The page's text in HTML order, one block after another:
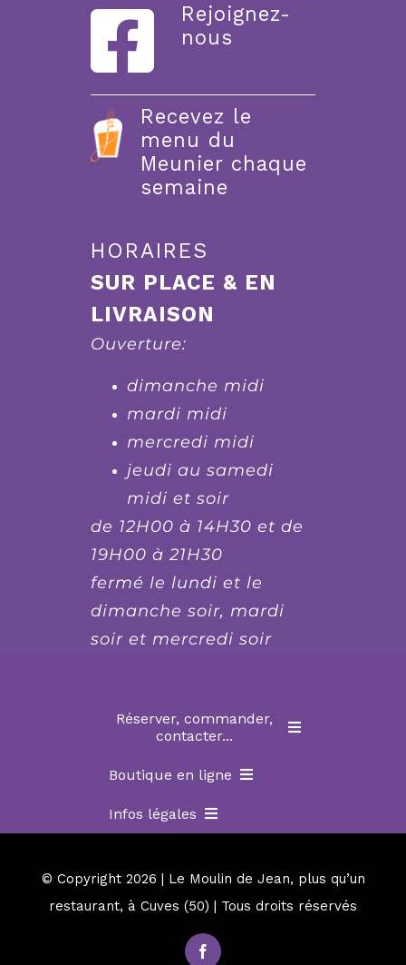
Rejoignez-
nous
Recevez le
menu du
Meunier chaque
semaine
HORAIRES
SUR PLACE & EN
LIVRAISON
Ouverture:
dimanche midi
mardi midi
mercredi midi
jeudi au samedi
midi et soir
de 12H00 à 14H30 et de
19H00 à 21H30
fermé le lundi et le
dimanche soir, mardi
soir et mercredi soir
Réserver, commander,
contacter...
Commande des menus de fête
Boutique en ligne
Mon panier
Infos légales
© Copyright 2026 | Le Moulin de Jean, plus qu’un
restaurant, à Cuves (50) | Tous droits réservés